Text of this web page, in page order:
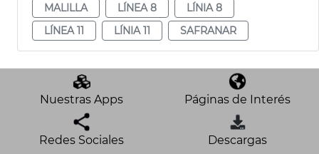
MALILLA
LÍNEA 8
LÍNIA 8
LÍNEA 11
LÍNIA 11 SAFRANAR
Nuestras Apps Páginas de Interés
Redes Sociales Descargas